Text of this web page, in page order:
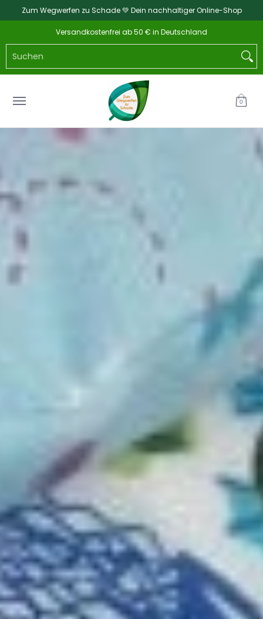
Zum Hauptinhalt springen
Zum Wegwerfen zu Schade 💚 Dein nachhaltiger Online-Shop
Katalog NEU Küche & Haushalt
Versandkostenfrei ab 50 € in Deutschland
0